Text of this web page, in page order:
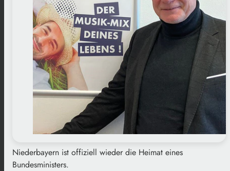
Niederbayern ist offiziell wieder die Heimat eines
Bundesministers.